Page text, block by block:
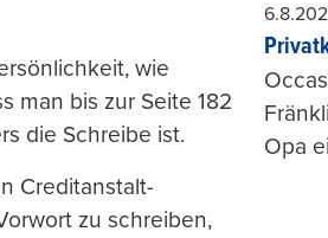
wie
man bis zur Seite 182
die Schreibe ist.
Creditanstalt-
zu schreiben,
Opa